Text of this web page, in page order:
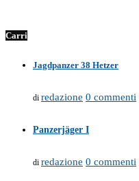
Carri
Jagdpanzer 38 Hetzer
di redazione 0 commenti
Panzerjäger I
di redazione 0 commenti